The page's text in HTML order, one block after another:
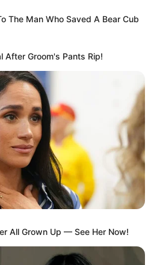
The Man Who Saved A Bear Cub
After Groom's Pants Rip!
All Grown Up — See Her Now!